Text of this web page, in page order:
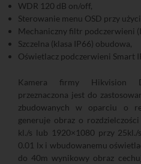
WDR 120 dB on/off,
Sterowanie menu OSD przy
Mechaniczny filtr podczerwieni
Szczelna (klasa IP66) obudowa,
Oświetlacz podczerwieni Smart
Kamera firmy Hikvision
przeznaczona jest do
zbudowanych w oparciu o
generuje obraz o
kl./s lub 1920×1080 przy 25kl./
0.01 lx i wbudowanemu
do 40m wynikowy obraz